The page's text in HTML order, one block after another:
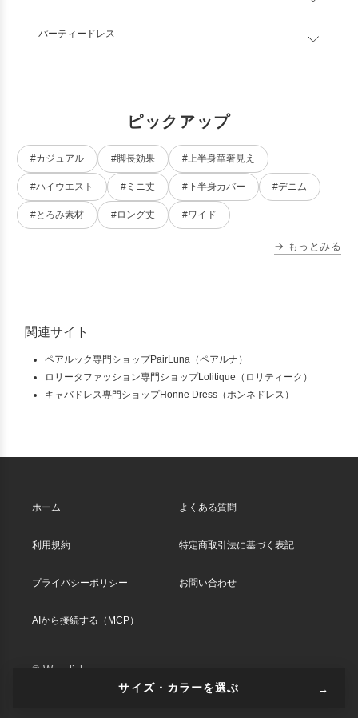
パーティードレス
ピックアップ
#カジュアル #脚長効果 #上半身華奢見え
#ハイウエスト #ミニ丈 #下半身カバー #デニム
#とろみ素材 #ロング丈 #ワイド
→ もっとみる
関連サイト
ペアルック専門ショップPairLuna（ペアルナ）
ロリータファッション専門ショップLolitique（ロリティーク）
キャバドレス専門ショップHonne Dress（ホンネドレス）
サイズ・カラーを選ぶ
ホーム よくある質問
利用規約 特定商取引法に基づく表記
プライバシーポリシー お問い合わせ
AIから接続する（MCP）
© Wavelish